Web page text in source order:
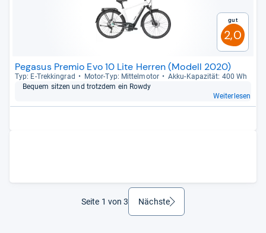
Gut
2,0
Pegasus Premio Evo 10 Lite Herren (Modell 2020)
Typ: E-​Trek­kin­grad Motor-​Typ: Mit­tel­mo­tor
Akku-​Kapa­zi­tät: 400 Wh
Bequem sit­zen und trotz­dem ein Rowdy
Weiterlesen
Seite 1 von 3 Nächsteweiter